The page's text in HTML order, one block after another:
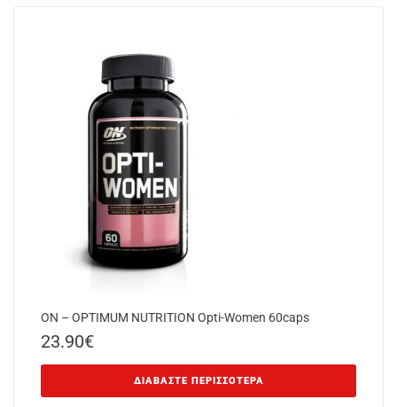
ON – OPTIMUM NUTRITION Opti-Women 60caps
23.90€
ΔΙΑΒΆΣΤΕ ΠΕΡΙΣΣΌΤΕΡΑ